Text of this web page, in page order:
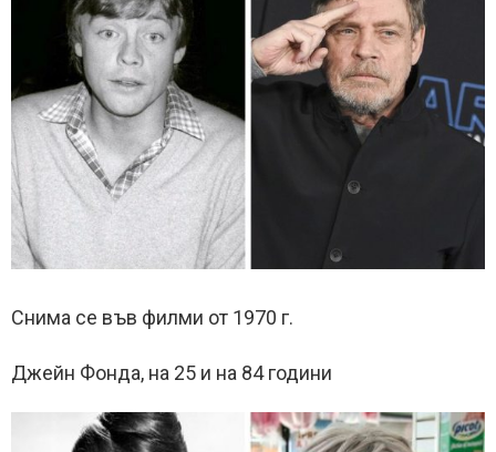
Снима се във филми от 1970 г.
Джейн Фонда, на 25 и на 84 години